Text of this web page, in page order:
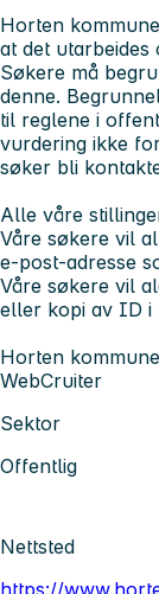
Horten
at det
Søkere må
denne.
til reglene i
vurdering ikke
søker bli
Alle våre
Våre søkere vil
e-post-adresse
Våre søkere vil
eller kopi av ID i
Horten
WebCruiter
Sektor
Offentlig
Nettsted
https://